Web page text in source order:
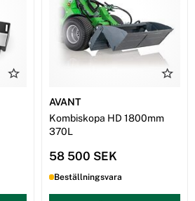
AVANT
Kombiskopa HD 1800mm
370L
58 500 SEK
Beställningsvara